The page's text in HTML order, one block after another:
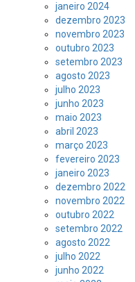
janeiro 2024
dezembro 2023
novembro 2023
outubro 2023
setembro 2023
agosto 2023
julho 2023
junho 2023
maio 2023
abril 2023
março 2023
fevereiro 2023
janeiro 2023
dezembro 2022
novembro 2022
outubro 2022
setembro 2022
agosto 2022
julho 2022
junho 2022